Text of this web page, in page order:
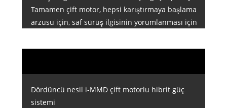
Tamamen çift motor, hepsi karıştırmaya başlama
arzusu için, saf sürüş ilgisinin yorumlanması için
Dördüncü nesil i-MMD çift motorlu hibrit güç
sistemi